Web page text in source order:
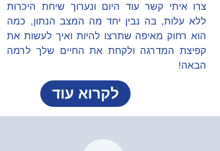
צרו איתי קשר עוד היום ונערוך שיחת היכרות
ללא עלות, בה נבין יחד מה המצב הנתון, כמה
הוא רחוק מאיפה שתרצו להיות ואיך לעשות את
קפיצת המדרגה ולקחת את החיים שלך לרמה
הבאה!
לקרוא עוד